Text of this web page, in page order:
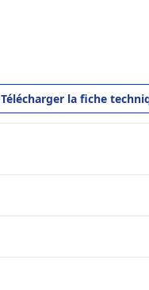
Télécharger la fiche